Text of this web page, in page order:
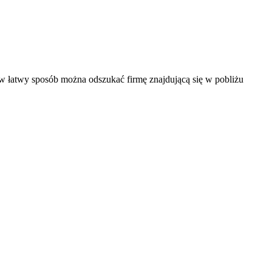
sposób można odszukać firmę znajdującą się w pobliżu